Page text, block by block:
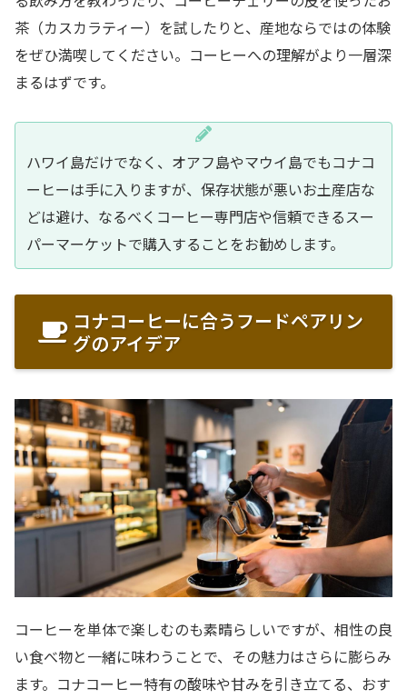
茶（カスカラティー）を試したりと、産地ならではの体験
をぜひ満喫してください。コーヒーへの理解がより一層深
まるはずです。
ハワイ島だけでなく、オアフ島やマウイ島でもコナコ
ーヒーは手に入りますが、保存状態が悪いお土産店な
どは避け、なるべくコーヒー専門店や信頼できるスー
パーマーケットで購入することをお勧めします。
コナコーヒーに合うフードペアリン
グのアイデア
コーヒーを単体で楽しむのも素晴らしいですが、相性の良
い食べ物と一緒に味わうことで、その魅力はさらに膨らみ
ます。コナコーヒー特有の酸味や甘みを引き立てる、おす